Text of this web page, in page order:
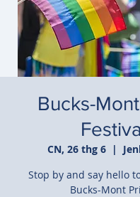
Bucks-
CN, 26 thg 6
  |
Stop by and say hello
Bucks-Mont